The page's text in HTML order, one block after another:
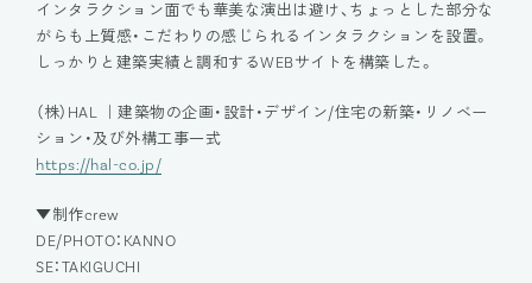
インタラクション面でも華美な演出は避け、ちょっとした部分な
がらも上質感・こだわりの感じられるインタラクションを設置。
しっかりと建築実績と調和するWEBサイトを構築した。
（株）HAL ｜建築物の企画・設計・デザイン/住宅の新築・リノベー
ション・及び外構工事一式
https://hal-co.jp/
▼制作crew
DE/PHOTO：KANNO
SE：TAKIGUCHI